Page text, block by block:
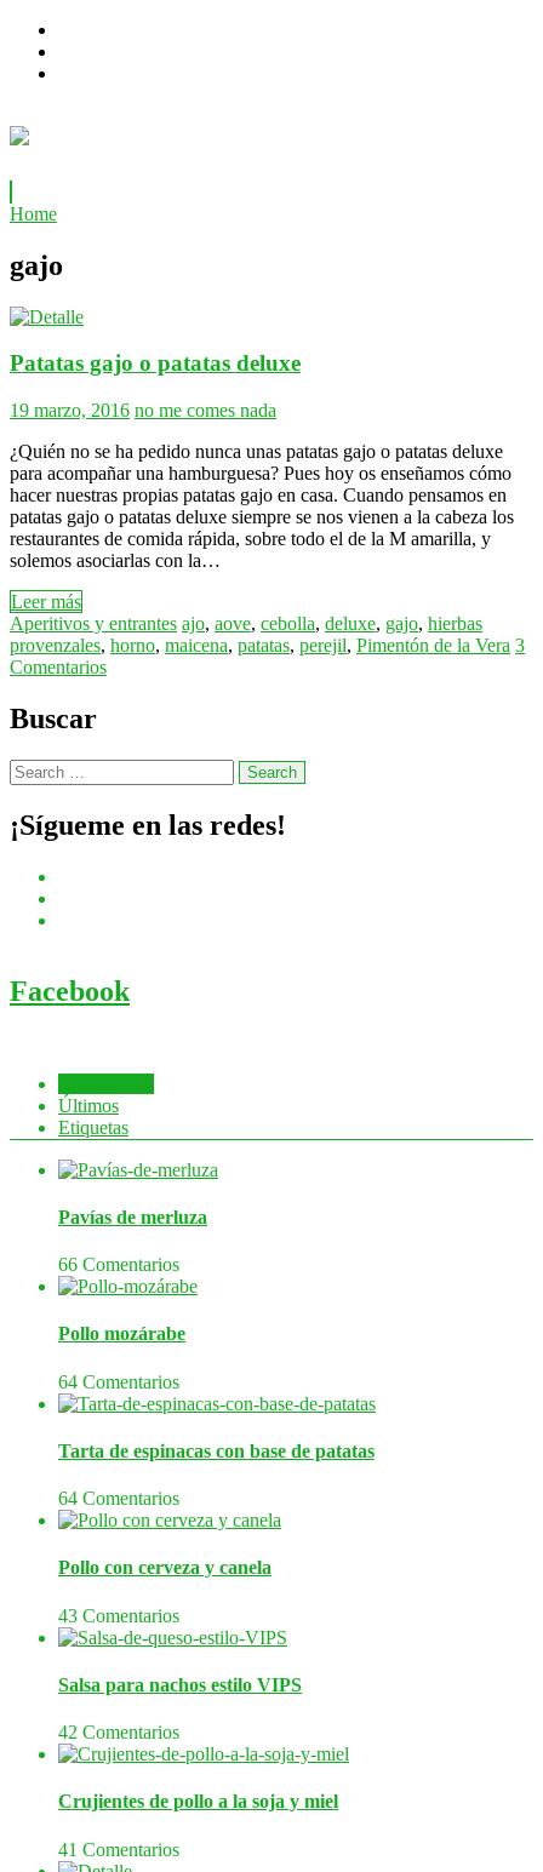
Home
gajo
Patatas gajo o patatas deluxe
19 marzo, 2016 no me comes nada
¿Quién no se ha pedido nunca unas patatas gajo o patatas deluxe
para acompañar una hamburguesa? Pues hoy os enseñamos cómo
hacer nuestras propias patatas gajo en casa. Cuando pensamos en
patatas gajo o patatas deluxe siempre se nos vienen a la cabeza los
restaurantes de comida rápida, sobre todo el de la M amarilla, y
solemos asociarlas con la…
Leer más
Aperitivos y entrantes ajo, aove, cebolla, deluxe, gajo, hierbas
provenzales, horno, maicena, patatas, perejil, Pimentón de la Vera 3
Comentarios
Buscar
¡Sígueme en las redes!
Facebook
Últimos
Etiquetas
Pavías de merluza
66 Comentarios
Pollo mozárabe
64 Comentarios
Tarta de espinacas con base de patatas
64 Comentarios
Pollo con cerveza y canela
43 Comentarios
Salsa para nachos estilo VIPS
42 Comentarios
Crujientes de pollo a la soja y miel
41 Comentarios